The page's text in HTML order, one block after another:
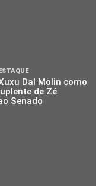
Dal Molin como
de Zé
Senado